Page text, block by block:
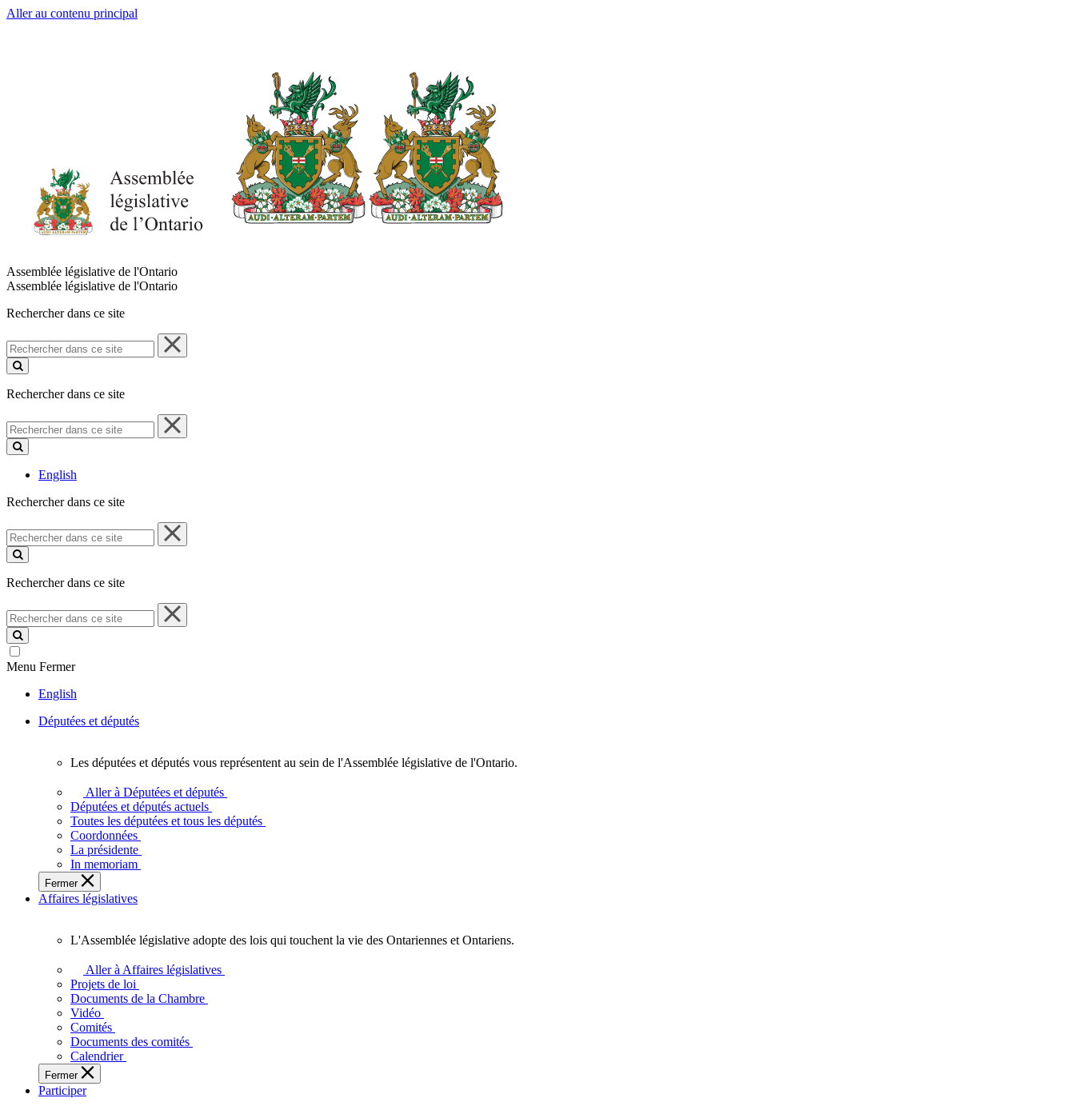
Aller au contenu principal
Assemblée législative de l'Ontario
Assemblée législative de l'Ontario
Rechercher dans ce site
Rechercher
dans
ce
Rechercher dans ce site
Rechercher
dans
ce
English
Rechercher dans ce site
Rechercher
dans
ce
Rechercher dans ce site
Rechercher
dans
ce
site
Menu Fermer
English
Députées et députés
députées
députés
vous
représentent
sein
de
l'Assemblée
l'Ontario.
Les députées et députés vous représentent au sein de l'Assemblée législative de l'Ontario.
Aller à Députées et députés
Députées et députés actuels
Toutes les députées et tous les députés
Coordonnées
La présidente
In memoriam
Fermer
Affaires législatives
législative
adopte
touchent
vie
des
Ontariennes
L'Assemblée législative adopte des lois qui touchent la vie des Ontariennes et Ontariens.
Aller à Affaires législatives
Projets de loi
Documents de la Chambre
Vidéo
Comités
Documents des comités
Calendrier
Fermer
Participer